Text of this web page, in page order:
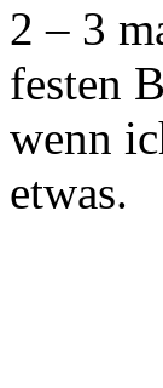
2 – 3
festen
wenn
etwas.